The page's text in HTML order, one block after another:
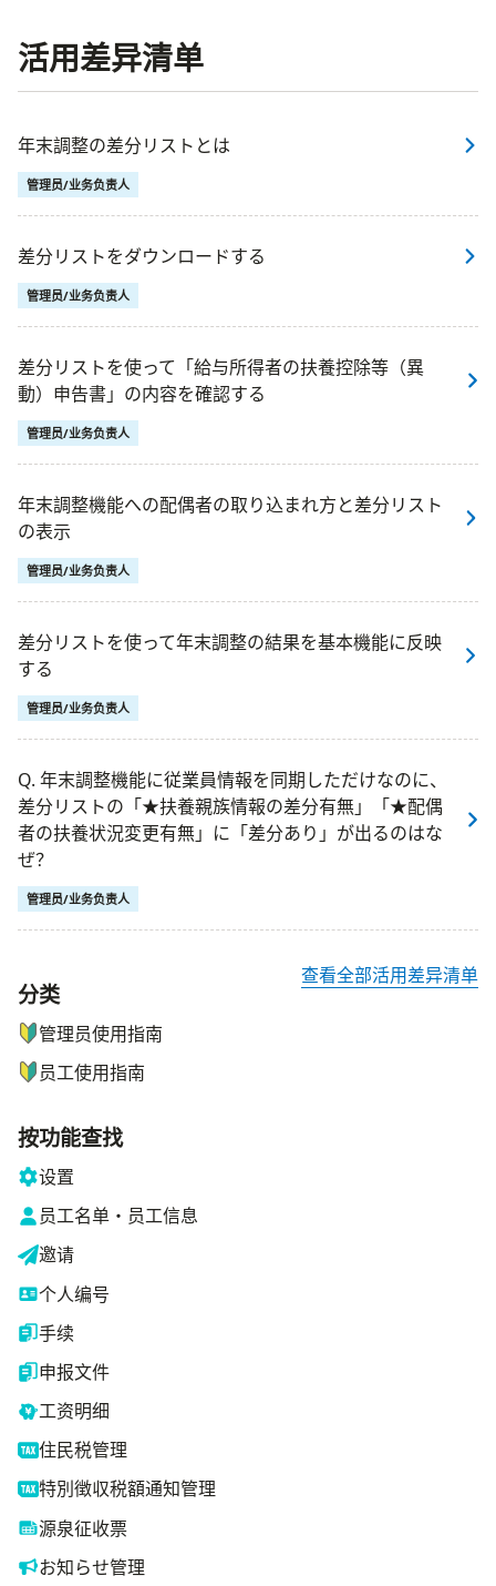
活用差异清单
年末調整の差分リストとは
管理员/业务负责人
差分リストをダウンロードする
管理员/业务负责人
差分リストを使って「給与所得者の扶養控除等（異
動）申告書」の内容を確認する
管理员/业务负责人
年末調整機能への配偶者の取り込まれ方と差分リスト
の表示
管理员/业务负责人
差分リストを使って年末調整の結果を基本機能に反映
する
管理员/业务负责人
Q. 年末調整機能に従業員情報を同期しただけなのに、
差分リストの「★扶養親族情報の差分有無」「★配偶
者の扶養状況変更有無」に「差分あり」が出るのはな
ぜ？
管理员/业务负责人
查看全部活用差异清单
ナビゲーションメニュー
分类
管理员使用指南
员工使用指南
按功能查找
设置
员工名单・员工信息
邀请
个人编号
手续
申报文件
工资明细
住民税管理
特別徴収税額通知管理
源泉征收票
お知らせ管理